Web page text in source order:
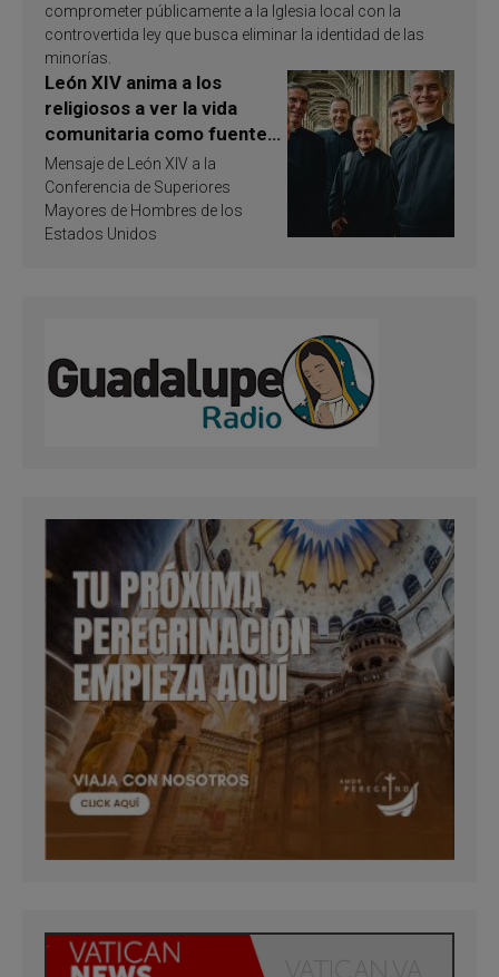
comprometer públicamente a la Iglesia local con la
controvertida ley que busca eliminar la identidad de las
minorías.
León XIV anima a los
religiosos a ver la vida
comunitaria como fuente
de inspiración y
santificación
Mensaje de León XIV a la
Conferencia de Superiores
Mayores de Hombres de los
Estados Unidos